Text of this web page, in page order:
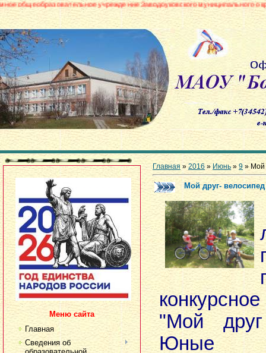
учреждение Заводоуковского муниципального округа
Меню сайта
Главная
Сведения об
Главная »2016 » Июнь » 9 » Мой
Мой друг- велосипед
"Мой
Юные